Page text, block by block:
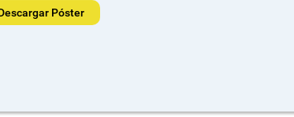
Póster